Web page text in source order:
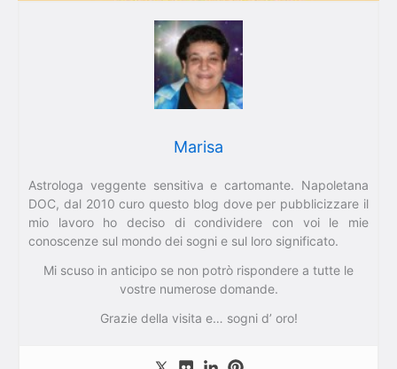
Marisa
Astrologa veggente sensitiva e cartomante. Napoletana
DOC, dal 2010 curo questo blog dove per pubblicizzare il
mio lavoro ho deciso di condividere con voi le mie
conoscenze sul mondo dei sogni e sul loro significato.
Mi scuso in anticipo se non potrò rispondere a tutte le
vostre numerose domande.
Grazie della visita e… sogni d’ oro!